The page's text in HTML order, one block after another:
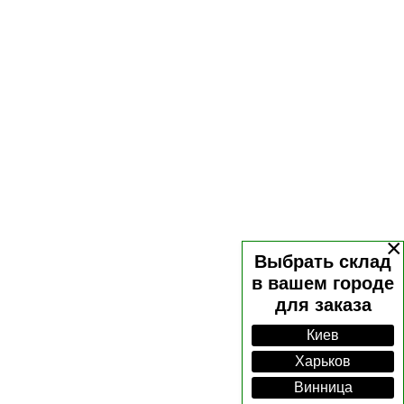
×
Выбрать склад
в вашем городе
для заказа
Киев
Харьков
Винница
Позже к их приобретениям добавилась бумажная
В это же время к управлению компанией
ему был построен новый завод в немецком
ассортимент выпускаемой продукции, добавив к
это бетонные опоры и шпалы. А уже в конце 50-х годов
продукции из древесины, отличающейся